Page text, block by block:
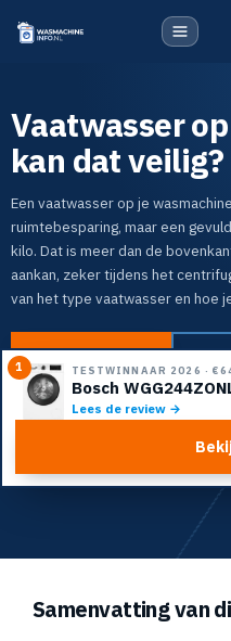
Vaatwasser
kan dat veilig?
Een vaatwasser op je
ruimtebesparing, maar een
kilo. Dat is meer dan de
aankan, zeker tijdens het
van het type vaatwasser en hoe
Naar de top 5 Doe
1 TESTWINNAAR 2026 ·
Bosch
Lees de review →
Samenvatting van